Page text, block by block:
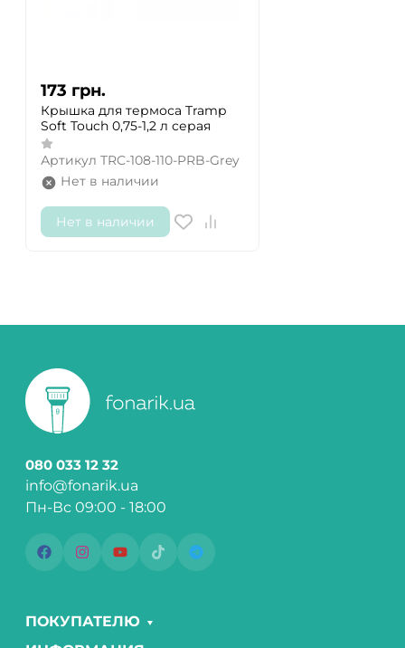
173 грн.
Крышка для термоса Tramp
Soft Touch 0,75-1,2 л серая
Артикул TRC-108-110-PRB-Grey
Нет в наличии
Нет в наличии
080 033 12 32
info@fonarik.ua
Пн-Вс 09:00 - 18:00
ПОКУПАТЕЛЮ